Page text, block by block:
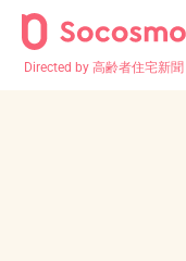
Directed by 高齢者住宅新聞